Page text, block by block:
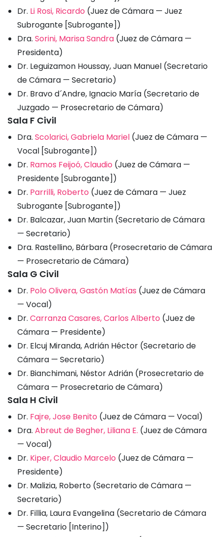
Dr. Li Rosi, Ricardo (Juez de Cámara — Juez
Subrogante [Subrogante])
Dra. Sorini, Marisa Sandra (Juez de Cámara —
Presidenta)
Dr. Leguizamon Houssay, Juan Manuel (Secretario
de Cámara — Secretario)
Dr. Bravo d´Andre, Ignacio María (Secretario de
Juzgado — Prosecretario de Cámara)
Sala F Civil
Dra. Scolarici, Gabriela Mariel (Juez de Cámara —
Vocal [Subrogante])
Dr. Ramos Feijoó, Claudio (Juez de Cámara —
Presidente [Subrogante])
Dr. Parrilli, Roberto (Juez de Cámara — Juez
Subrogante [Subrogante])
Dr. Balcazar, Juan Martin (Secretario de Cámara
— Secretario)
Dra. Rastellino, Bárbara (Prosecretario de Cámara
— Prosecretario de Cámara)
Sala G Civil
Dr. Polo Olivera, Gastón Matías (Juez de Cámara
— Vocal)
Dr. Carranza Casares, Carlos Alberto (Juez de
Cámara — Presidente)
Dr. Elcuj Miranda, Adrián Héctor (Secretario de
Cámara — Secretario)
Dr. Bianchimani, Néstor Adrián (Prosecretario de
Cámara — Prosecretario de Cámara)
Sala H Civil
Dr. Fajre, Jose Benito (Juez de Cámara — Vocal)
Dra. Abreut de Begher, Liliana E. (Juez de Cámara
— Vocal)
Dr. Kiper, Claudio Marcelo (Juez de Cámara —
Presidente)
Dr. Malizia, Roberto (Secretario de Cámara —
Secretario)
Dr. Fillia, Laura Evangelina (Secretario de Cámara
— Secretario [Interino])